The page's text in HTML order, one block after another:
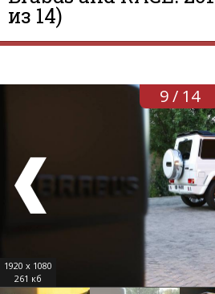
из 14)
АВТОСАЛОНЫ
9 / 14
1920 x 1080
261 кб